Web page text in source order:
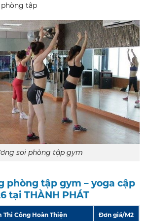
tập
soi phòng tập gym
phòng tập gym – yoga cập
tại THÀNH PHÁT
Thi Công Hoàn Thiện Đơn giá/M2